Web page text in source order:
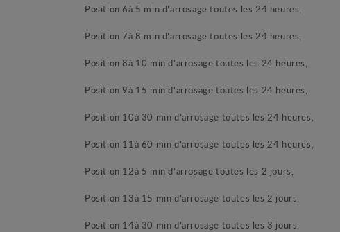
Position 6à 5 min d’arrosage toutes les 24 heures,
Position 7à 8 min d’arrosage toutes les 24 heures,
Position 8à 10 min d’arrosage toutes les 24 heures,
Position 9à 15 min d’arrosage toutes les 24 heures,
Position 10à 30 min d’arrosage toutes les 24 heures,
Position 11 à 60 min d’arrosage toutes les 24 heures,
Position 12à 5 min d’arrosage toutes les 2 jours,
Position 13à 15 min d’arrosage toutes les 2 jours,
Position 14à 30 min d’arrosage toutes les 3 jours,